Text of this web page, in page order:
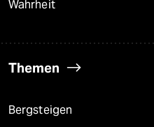
Wahrheit
Themen
Bergsteigen